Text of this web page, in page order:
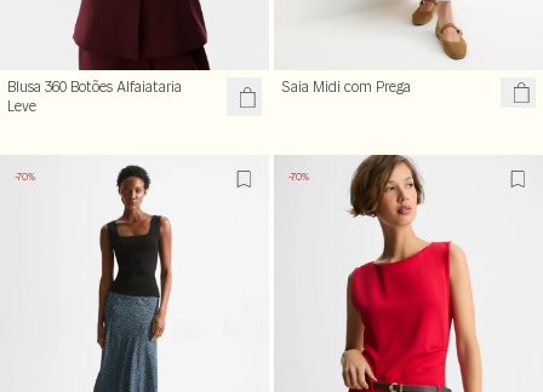
Blusa 360 Botões Alfaiataria
Leve
Saia Midi com Prega
-70% -70%